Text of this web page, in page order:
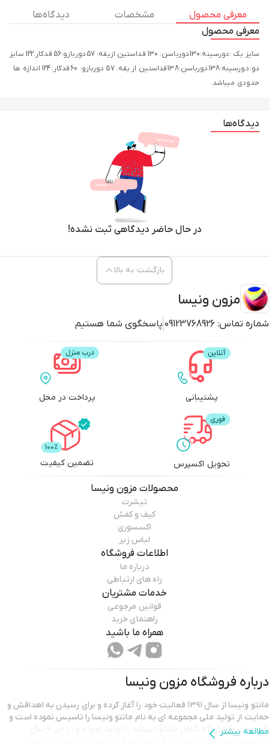
معرفی محصول مشخصات
دیدگاه ها
معرفی محصول
سایز یک :دورسینه:130 دورباسن: 130 قداستین ازیقه: 57 دوربازو:56 قدکار:122 سایز
دو: دورسینه:138 دورباسن:138 قداستین از یقه: 57 دوربازو: 60 قدکار:124 اندازه ها
حدودی میباشد.
دیدگاه‌ها
در حال حاضر دیدگاهی ثبت نشده!
مزون ونیسا
شماره تماس: 09123768926 پاسخگوی شما هستیم
بازگشت به بالا
پشتیبانی پرداخت در محل
تحویل اکسپرس تضمین کیفیت
محصولات مزون ونیسا
تیشرت
کیف و کفش
اکسسوری
لباس زیر
اطلاعات فروشگاه
درباره ما
راه های ارتباطی
خدمات مشتریان
قوانین مرجوعی
راهنمای خرید
همراه ما باشید
درباره فروشگاه مزون ونیسا
مانتو ونیسا از سال ۱۳۹۱ فعالیت خود را آغاز کرده و برای رسیدن به اهدافش و
حمایت از تولید ملی مجموعه ای به نام مانتو ونیسا را تاسیس نموده است و
توانسته است رضایت بسیاری از خرید مردم را در سراسر کشور جلب نماید
مطالعه بیشتر